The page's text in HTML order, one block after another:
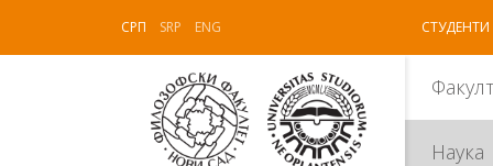
СРП SRP ENG СТУДЕНТИ
Наука